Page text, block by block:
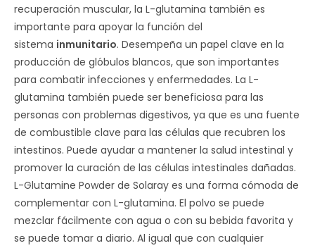
recuperación muscular, la L-glutamina también es
importante para apoyar la función del
sistema inmunitario. Desempeña un papel clave en la
producción de glóbulos blancos, que son importantes
para combatir infecciones y enfermedades. La L-
glutamina también puede ser beneficiosa para las
personas con problemas digestivos, ya que es una fuente
de combustible clave para las células que recubren los
intestinos. Puede ayudar a mantener la salud intestinal y
promover la curación de las células intestinales dañadas.
L-Glutamine Powder de Solaray es una forma cómoda de
complementar con L-glutamina. El polvo se puede
mezclar fácilmente con agua o con su bebida favorita y
se puede tomar a diario. Al igual que con cualquier